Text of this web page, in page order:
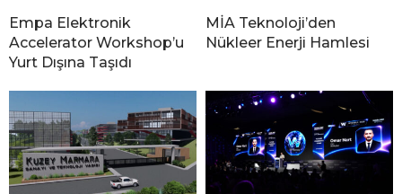
Empa Elektronik
Accelerator Workshop’u
Yurt Dışına Taşıdı
MİA Teknoloji’den
Nükleer Enerji Hamlesi